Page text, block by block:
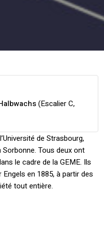
(Escalier C,
de Strasbourg,
Tous deux ont
le cadre de la GEME. Ils
en 1885, à partir des
tout entière.